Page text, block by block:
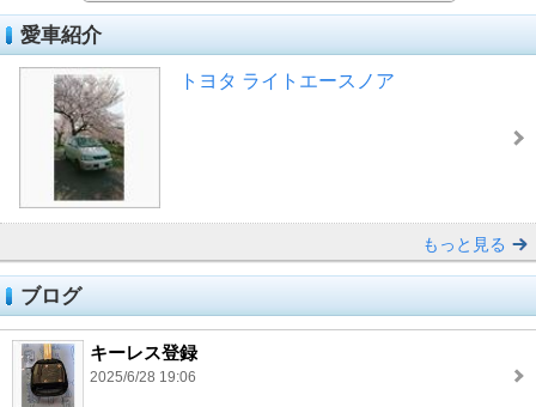
愛車紹介
トヨタ ライトエースノア
もっと見る
ブログ
キーレス登録
2025/6/28 19:06